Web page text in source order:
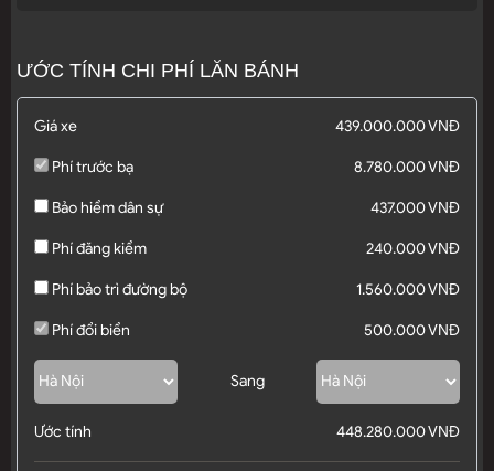
ƯỚC TÍNH CHI PHÍ LĂN BÁNH
Giá xe 439.000.000 VNĐ
Phí trước bạ 8.780.000 VNĐ
Bảo hiểm dân sự 437.000 VNĐ
Phí đăng kiểm 240.000 VNĐ
Phí bảo trì đường bộ 1.560.000 VNĐ
Phí đổi biển 500.000 VNĐ
Sang
Ước tính 448.280.000 VNĐ